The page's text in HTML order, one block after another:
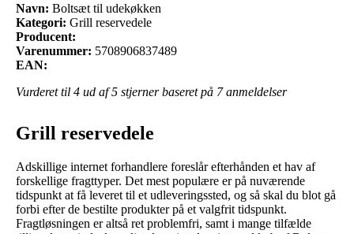
Navn: Boltsæt til udekøkken
Kategori: Grill reservedele
Producent:
Varenummer: 5708906837489
EAN:
Vurderet til 4 ud af 5 stjerner baseret på 7anmeldelser
Grill reservedele
Adskillige internet forhandlere foreslår efterhånden et hav af
forskellige fragttyper. Det mest populære er på nuværende
tidspunkt at få leveret til et udleveringssted, og så skal du blot gå
forbi efter de bestilte produkter på et valgfrit tidspunkt.
Fragtløsningen er altså ret problemfri, samt i mange tilfælde